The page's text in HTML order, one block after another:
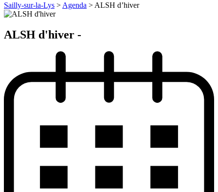
Sailly-sur-la-Lys > Agenda > ALSH d’hiver
ALSH d'hiver -